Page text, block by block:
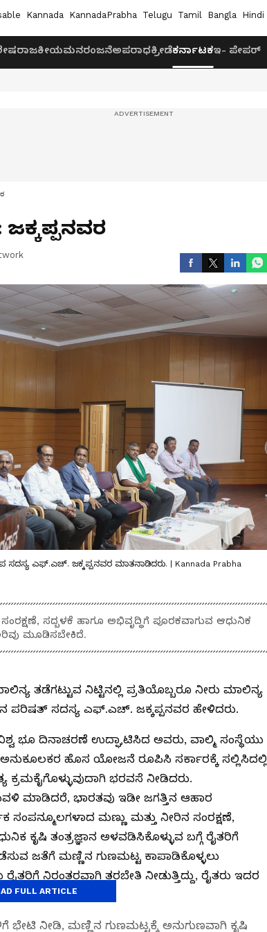
Kannada KannadaPrabha Telugu Tamil Bangla Hindi
ರಾಜಕೀಯಮನರಂಜನೆಅಪರಾಧಕ್ರೀಡೆಕರ್ನಾಟಕಇ- ಪೇಪರ್
ಎಫ್‌.ಎಚ್‌. ಜಕ್ಕಪ್ಪನವರ ಮಾತನಾಡಿದರು. | Kannada Prabha
ಸದ್ಬಳಕೆ ಹಾಗೂ ಅಭಿವೃದ್ಧಿಗೆ ಪೂರಕವಾಗುವ ಆಧುನಿಕ
ಮೂಡಿಸಬೇಕಿದೆ.
ತಡೆಗಟ್ಟುವ ನಿಟ್ಟಿನಲ್ಲಿ ಪ್ರತಿಯೊಬ್ಬರೂ ನೀರು ಮಾಲಿನ್ಯ
ಪರಿಷತ್‌ ಸದಸ್ಯ ಎಫ್‌.ಎಚ್‌. ಜಕ್ಕಪ್ಪನವರ ಹೇಳಿದರು.
ಭೂ ದಿನಾಚರಣೆ ಉದ್ಘಾಟಿಸಿದ ಅವರು, ವಾಲ್ಮಿ ಸಂಸ್ಥೆಯು
ಅನುಕೂಲಕರ ಹೊಸ ಯೋಜನೆ ರೂಪಿಸಿ ಸರ್ಕಾರಕ್ಕೆ ಸಲ್ಲಿಸಿದಲ್ಲಿ
ಭರವಸೆ ನೀಡಿದರು.
ಮಾಡಿದರೆ, ಭಾರತವು ಇಡೀ ಜಗತ್ತಿನ ಆಹಾರ
ಸಂಪನ್ಮೂಲಗಳಾದ ಮಣ್ಣು ಮತ್ತು ನೀರಿನ ಸಂರಕ್ಷಣೆ,
ಕೃಷಿ ತಂತ್ರಜ್ಞಾನ ಅಳವಡಿಸಿಕೊಳ್ಳುವ ಬಗ್ಗೆ ರೈತರಿಗೆ
ಜತೆಗೆ ಮಣ್ಣಿನ ಗುಣಮಟ್ಟ ಕಾಪಾಡಿಕೊಳ್ಳಲು
ನಿರಂತರವಾಗಿ ತರಬೇತಿ ನೀಡುತ್ತಿದ್ದು, ರೈತರು ಇದರ
ಭೇಟಿ ನೀಡಿ, ಮಣ್ಣಿನ ಗುಣಮಟ್ಟಕ್ಕೆ ಅನುಗುಣವಾಗಿ ಕೃಷಿ
FULL ARTICLE